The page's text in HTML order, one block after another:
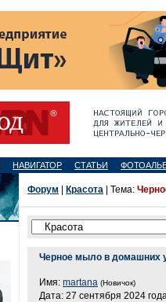
НАВИГАТОР СТАТЬИ
Форум Красота | Тема:
Черное мыло в домашних
Имя: martana (Новичок)
Дата: 27 сентября 2024